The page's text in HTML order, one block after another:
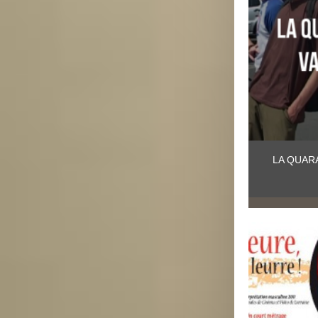
LA